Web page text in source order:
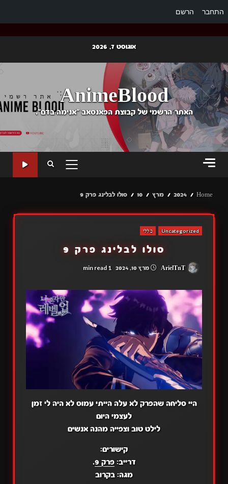
התחבר הרשם
content
אוגוסט 7, 2026
AnimeBlood
האתר הרשמי של קבוצת הפאנסאב "אנימה בדם".
PRIMARY
Home
2024 מרץ 10 סולו לבלינג פרק 9
Uncategorized כללי
סולו לבלינג פרק 9
ArielTnT מרץ 10, 2024 1 min read
היי סליחה שהפרק לא עלה הייתי עמוס לא היה לי זמן
לעצמי היום
לילט טוב וצפייה מהנה אנשים
קישורים:
דרייב:פרק 9
.
מגה: בקרוב